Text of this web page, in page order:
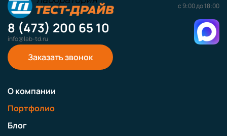
с 9:00 до 18:00
8 (473) 200 65 10
info@lab-td.ru
Заказать звонок
О компании
Портфолио
Блог